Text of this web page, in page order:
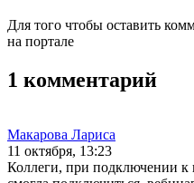
Для того чтобы оставить
на портале
1 комментарий
Макарова Лариса
11 октября, 13:23
Коллеги, при подключении к